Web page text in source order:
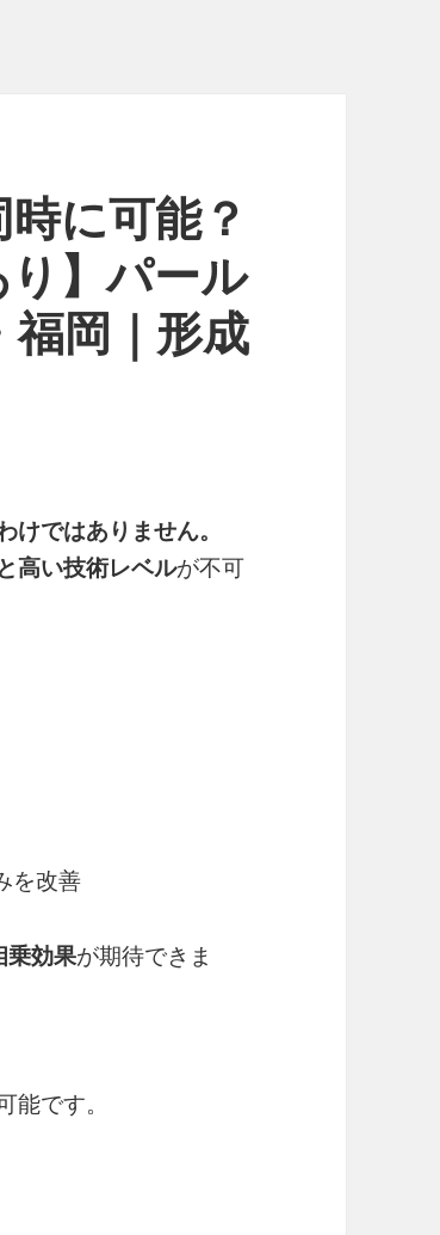
に可能？
り】パール
岡｜形成
ではありません。
高い技術レベルが不可
を改善
乗効果が期待できま
能です。